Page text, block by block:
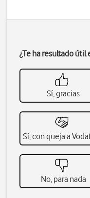
¿Te ha resultado útil
Sí, gracias
Sí, con queja a
No, para nada